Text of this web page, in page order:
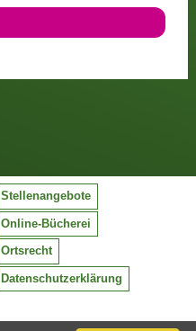
Stellenangebote
Online-Bücherei
Ortsrecht
Datenschutzerklärung